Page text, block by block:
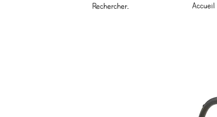
Accueil